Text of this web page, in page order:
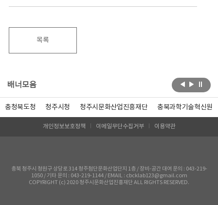
목록
배너모음
충청북도청 청주시청 청주시문화산업진흥재단 충북과학기술혁신원
개인정보보호정책 이메일무단수집거부 이용약관
충북 청주시 청원구 상당로 314 청주첨단문화산업단지 1층 / 장비-공간 대여 문의 : 043-219-
1050 / 기타 문의 : 043-219-1144 / EMAIL : cbcklab123@gmail.com
COPYRIGHT (c) 2020 청주시문화산업진흥재단 ALL RIGHTS RESERVED.